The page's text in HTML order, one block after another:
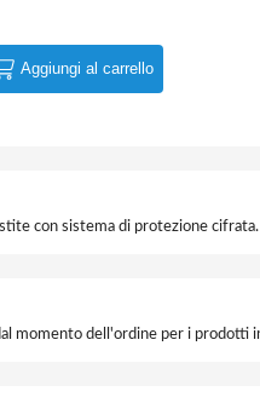
Aggiungi al carrello
con sistema di protezione cifrata.
momento dell'ordine per i prodotti